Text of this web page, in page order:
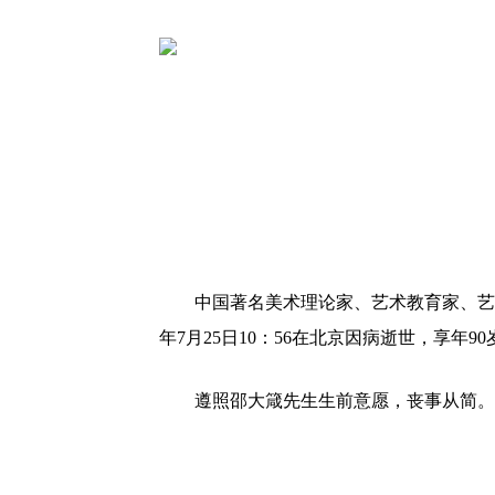
中国著名美术理论家、艺术教育家、
年7月25日10：56在北京因病逝世，享年90
遵照邵大箴先生生前意愿，丧事从简